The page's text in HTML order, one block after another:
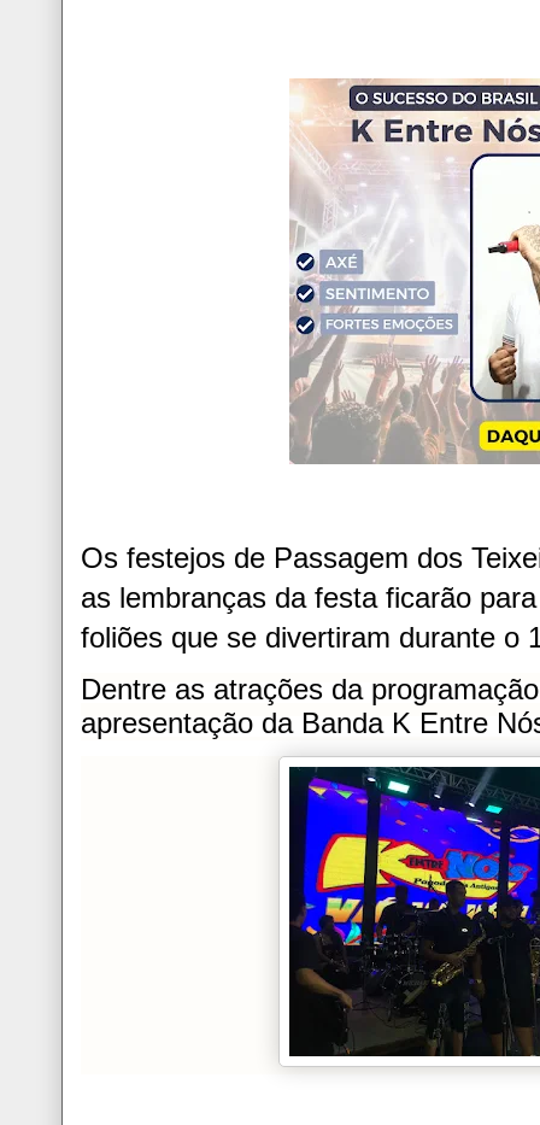
Os festejos de Passagem dos
as lembranças da festa ficarão
foliões que se divertiram durante o
Dentre as atrações da
apresentação da Banda K Entre